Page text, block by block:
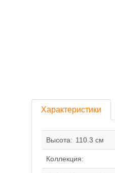
Характеристики
Высота: 110.3 см
Коллекция: